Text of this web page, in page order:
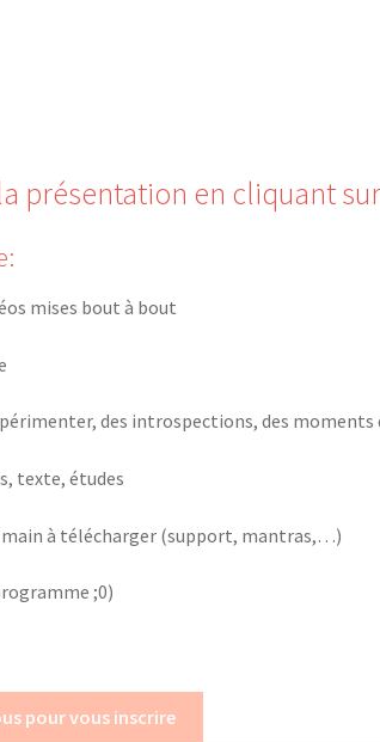
présentation en cliquant sur
mises bout à bout
des introspections, des
texte, études
main à télécharger (support, mantras,…)
;0)
pour vous inscrire